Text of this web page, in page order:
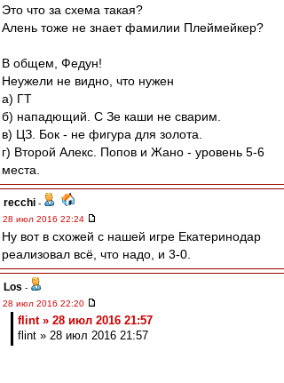
Это что за схема такая?
Алень тоже не знает фамилии Плеймейкер?
В общем, Федун!
Неужели не видно, что нужен
а) ГТ
б) нападющий. С Зе каши не сварим.
в) ЦЗ. Бок - не фигура для золота.
г) Второй Алекс. Попов и Жано - уровень 5-6
места.
recchi -
28 июл 2016 22:24
Ну вот в схожей с нашей игре Екатеринодар
реализовал всё, что надо, и 3-0.
Los -
28 июл 2016 22:20
flint » 28 июл 2016 21:57
flint » 28 июл 2016 21:57